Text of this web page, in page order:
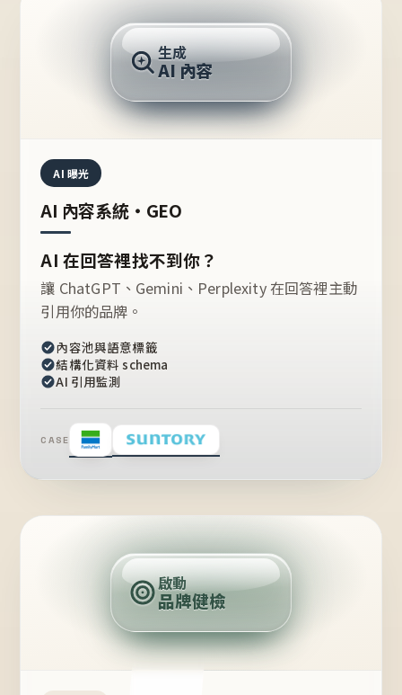
推薦的台灣品牌？
生成
AI 內容
AI 曝光
AI 內容系統・GEO
AI 在回答裡找不到你？
讓 ChatGPT、Gemini、Perplexity 在回答裡主動
引用你的品牌。
內容池與語意標籤
結構化資料 schema
AI 引用監測
CASE
定
位
點
啟動
品牌健檢